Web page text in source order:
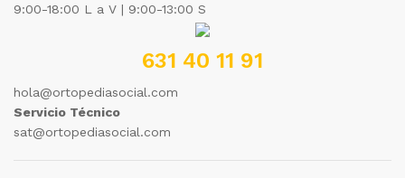
9:00-18:00 L a V | 9:00-13:00 S
631 40 11 91
hola@ortopediasocial.com
Servicio Técnico
sat@ortopediasocial.com